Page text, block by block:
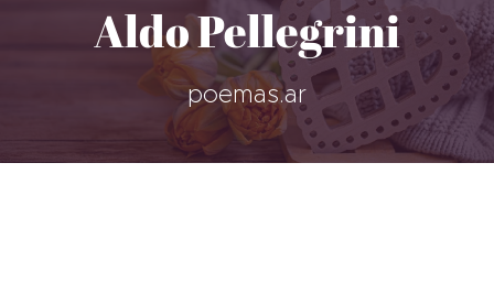
Aldo Pellegrini
poemas.ar